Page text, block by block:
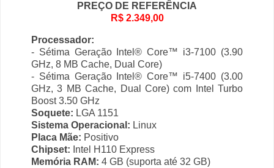
PREÇO DE REFERÊNCIA
R$ 2.349,00
Processador:
- Sétima Geração Intel® Core™ i3-7100 (3.90
GHz, 8 MB Cache, Dual Core)
- Sétima Geração Intel® Core™ i5-7400 (3.00
GHz, 3 MB Cache, Dual Core) com Intel Turbo
Boost 3.50 GHz
Soquete: LGA 1151
Sistema Operacional: Linux
Placa Mãe: Positivo
Chipset: Intel H110 Express
Memória RAM: 4 GB (suporta até 32 GB)